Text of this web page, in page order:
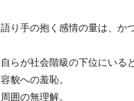
語り手の抱く感情の量は、か
自らが社会階級の下位にいる
容貌への羞恥。
周囲の無理解。